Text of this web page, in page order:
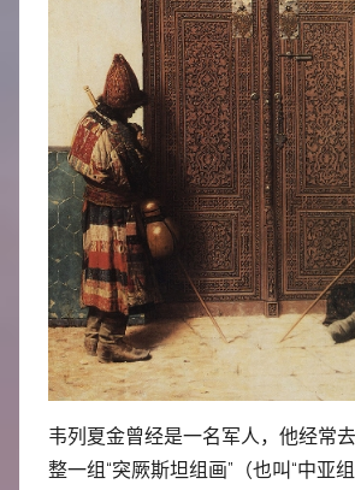
韦列夏金曾经是一名军人，他经常
整一组“突厥斯坦组画”（也叫“中亚